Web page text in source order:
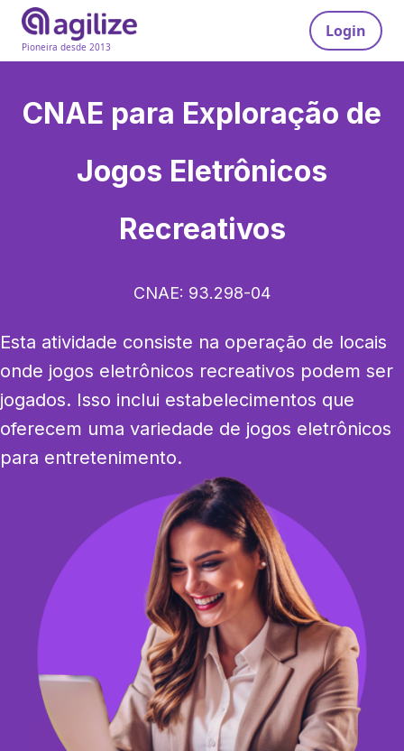
Pioneira desde 2013
Login
CNAE para Exploração de
Jogos Eletrônicos
Recreativos
CNAE: 93.298-04
Esta atividade consiste na operação de locais
onde jogos eletrônicos recreativos podem ser
jogados. Isso inclui estabelecimentos que
oferecem uma variedade de jogos eletrônicos
para entretenimento.